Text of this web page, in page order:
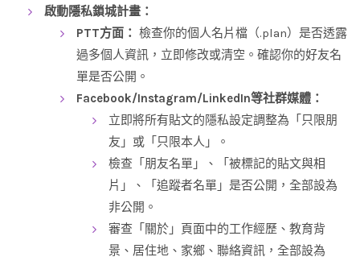
啟動隱私鎖城計畫：
PTT方面： 檢查你的個人名片檔（.plan）是否透露
過多個人資訊，立即修改或清空。確認你的好友名
單是否公開。
Facebook/Instagram/LinkedIn等社群媒體：
立即將所有貼文的隱私設定調整為「只限朋
友」或「只限本人」。
檢查「朋友名單」、「被標記的貼文與相
片」、「追蹤者名單」是否公開，全部設為
非公開。
審查「關於」頁面中的工作經歷、教育背
景、居住地、家鄉、聯絡資訊，全部設為